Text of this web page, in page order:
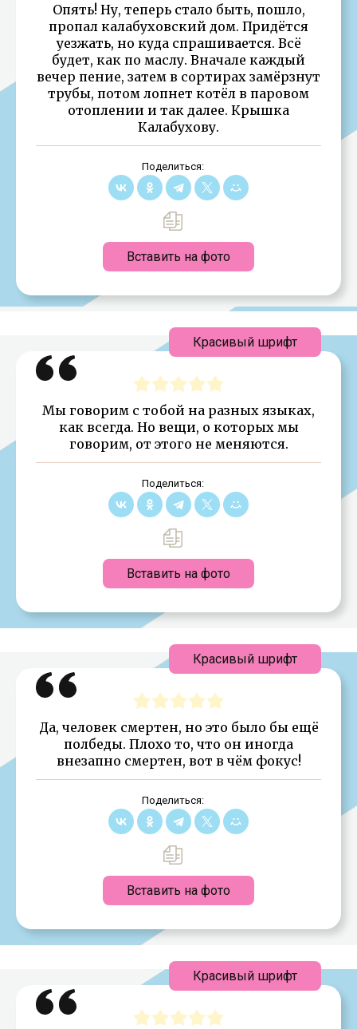
Опять! Ну, теперь стало быть, пошло,
пропал калабуховский дом. Придётся
уезжать, но куда спрашивается. Всё
будет, как по маслу. Вначале каждый
вечер пение, затем в сортирах замёрзнут
трубы, потом лопнет котёл в паровом
отоплении и так далее. Крышка
Калабухову.
Поделиться:
Вставить на фото
Мы говорим с тобой на разных языках,
как всегда. Но вещи, о которых мы
говорим, от этого не меняются.
Поделиться:
Вставить на фото
Красивый шрифт
Да, человек смертен, но это было бы ещё
полбеды. Плохо то, что он иногда
внезапно смертен, вот в чём фокус!
Поделиться:
Вставить на фото
Красивый шрифт
Красивый шрифт